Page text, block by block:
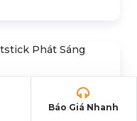
Phát Sáng
Báo Giá Nhanh